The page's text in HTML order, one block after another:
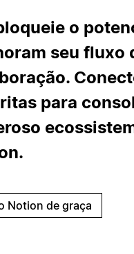
o
seu fluxo
para
Notion de graça